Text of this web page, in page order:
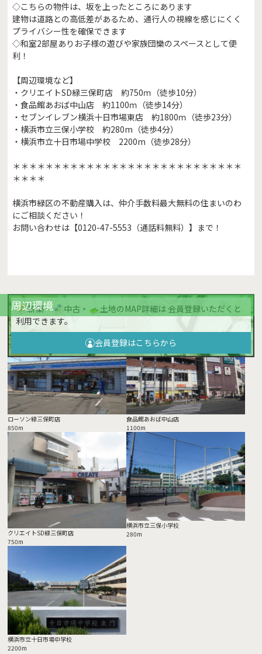
◇こちらの物件は、坂を上ったところにあります
建物は道路との高低差があるため、通行人の視線を感じにくく
プライバシー性を確保できます
◇和室2部屋ありお子様の遊びや家族団欒のスペースとして便
利！
【周辺環境など】
・クリエイトSD緑三保町店 約750ｍ（徒歩10分）
・食品館あおば中山店 約1100ｍ（徒歩14分）
・セブンイレブン横浜十日市場東店 約1800ｍ（徒歩23分）
・横浜市立三保小学校 約280m（徒歩4分）
・横浜市立十日市場中学校 2200m（徒歩28分）
＊＊＊＊＊＊＊＊＊＊＊＊＊＊＊＊＊＊＊＊＊＊＊＊＊＊＊＊
＊＊＊＊
横浜市緑区の不動産購入は、仲介手数料最大無料の住まいのわ
にご相談ください！
お問い合わせは【0120-47-5553（通話料無料）】まで！
周辺環境
新築・ 中古 ・ 土地のMAP詳細は 会員登録いただくと
利用できます。
会員登録はこちらから
ローソン緑三保町店
850m
食品館あおば中山店
1100m
クリエイトSD緑三保町店
750m
横浜市立三保小学校
280m
横浜市立十日市場中学校
2200m